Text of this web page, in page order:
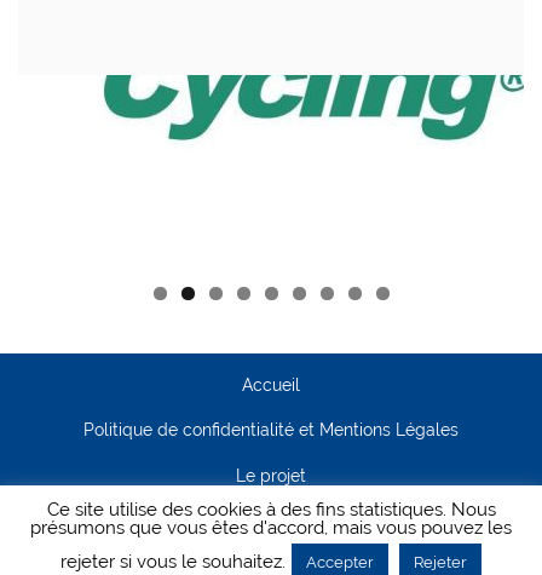
Accueil
Politique de confidentialité et Mentions Légales
Le projet
Contact
Ce site utilise des cookies à des fins statistiques. Nous
présumons que vous êtes d'accord, mais vous pouvez les
rejeter si vous le souhaitez.
Accepter Rejeter